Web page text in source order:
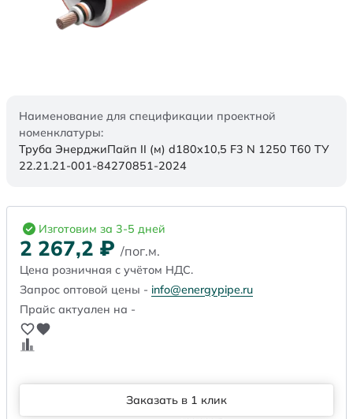
Наименование для спецификации проектной
номенклатуры:
Труба ЭнерджиПайп II (м) d180x10,5 F3 N 1250 Т60 ТУ
22.21.21-001-84270851-2024
Изготовим за 3-5 дней
2 267,2 ₽ /пог.м.
Цена розничная с учётом НДС.
Запрос оптовой цены - info@energypipe.ru
Прайс актуален на -
Заказать в 1 клик